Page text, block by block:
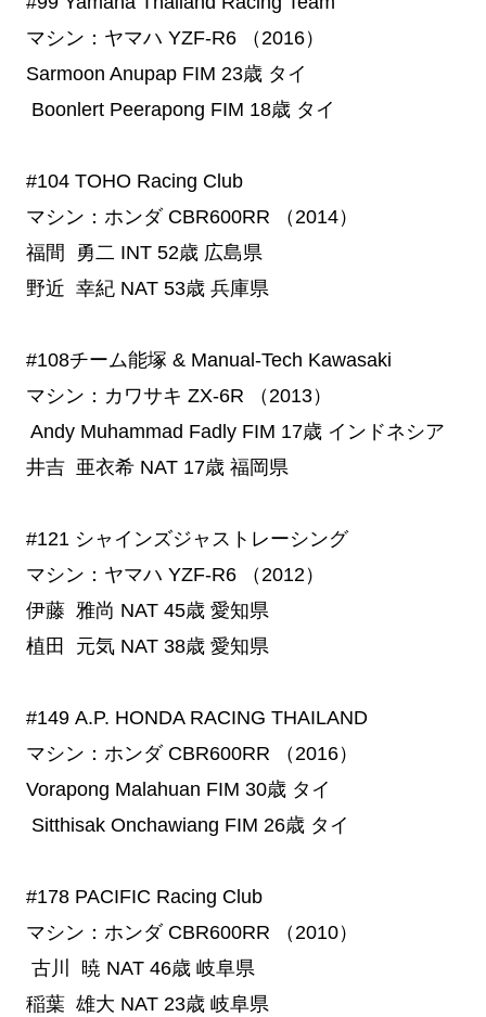
マシン：ヤマハ YZF-R6 （2016）
Sarmoon Anupap FIM 23歳 タイ
Boonlert Peerapong FIM 18歳 タイ
#104 TOHO Racing Club
マシン：ホンダ CBR600RR （2014）
福間 勇二 INT 52歳 広島県
野近 幸紀 NAT 53歳 兵庫県
#108チーム能塚 & Manual-Tech Kawasaki
マシン：カワサキ ZX-6R （2013）
Andy Muhammad Fadly FIM 17歳 インドネシア
井吉 亜衣希 NAT 17歳 福岡県
#121 シャインズジャストレーシング
マシン：ヤマハ YZF-R6 （2012）
伊藤 雅尚 NAT 45歳 愛知県
植田 元気 NAT 38歳 愛知県
#149 A.P. HONDA RACING THAILAND
マシン：ホンダ CBR600RR （2016）
Vorapong Malahuan FIM 30歳 タイ
Sitthisak Onchawiang FIM 26歳 タイ
#178 PACIFIC Racing Club
マシン：ホンダ CBR600RR
（2010）
古川 暁 NAT 46歳 岐阜県
稲葉 雄大 NAT 23歳 岐阜県